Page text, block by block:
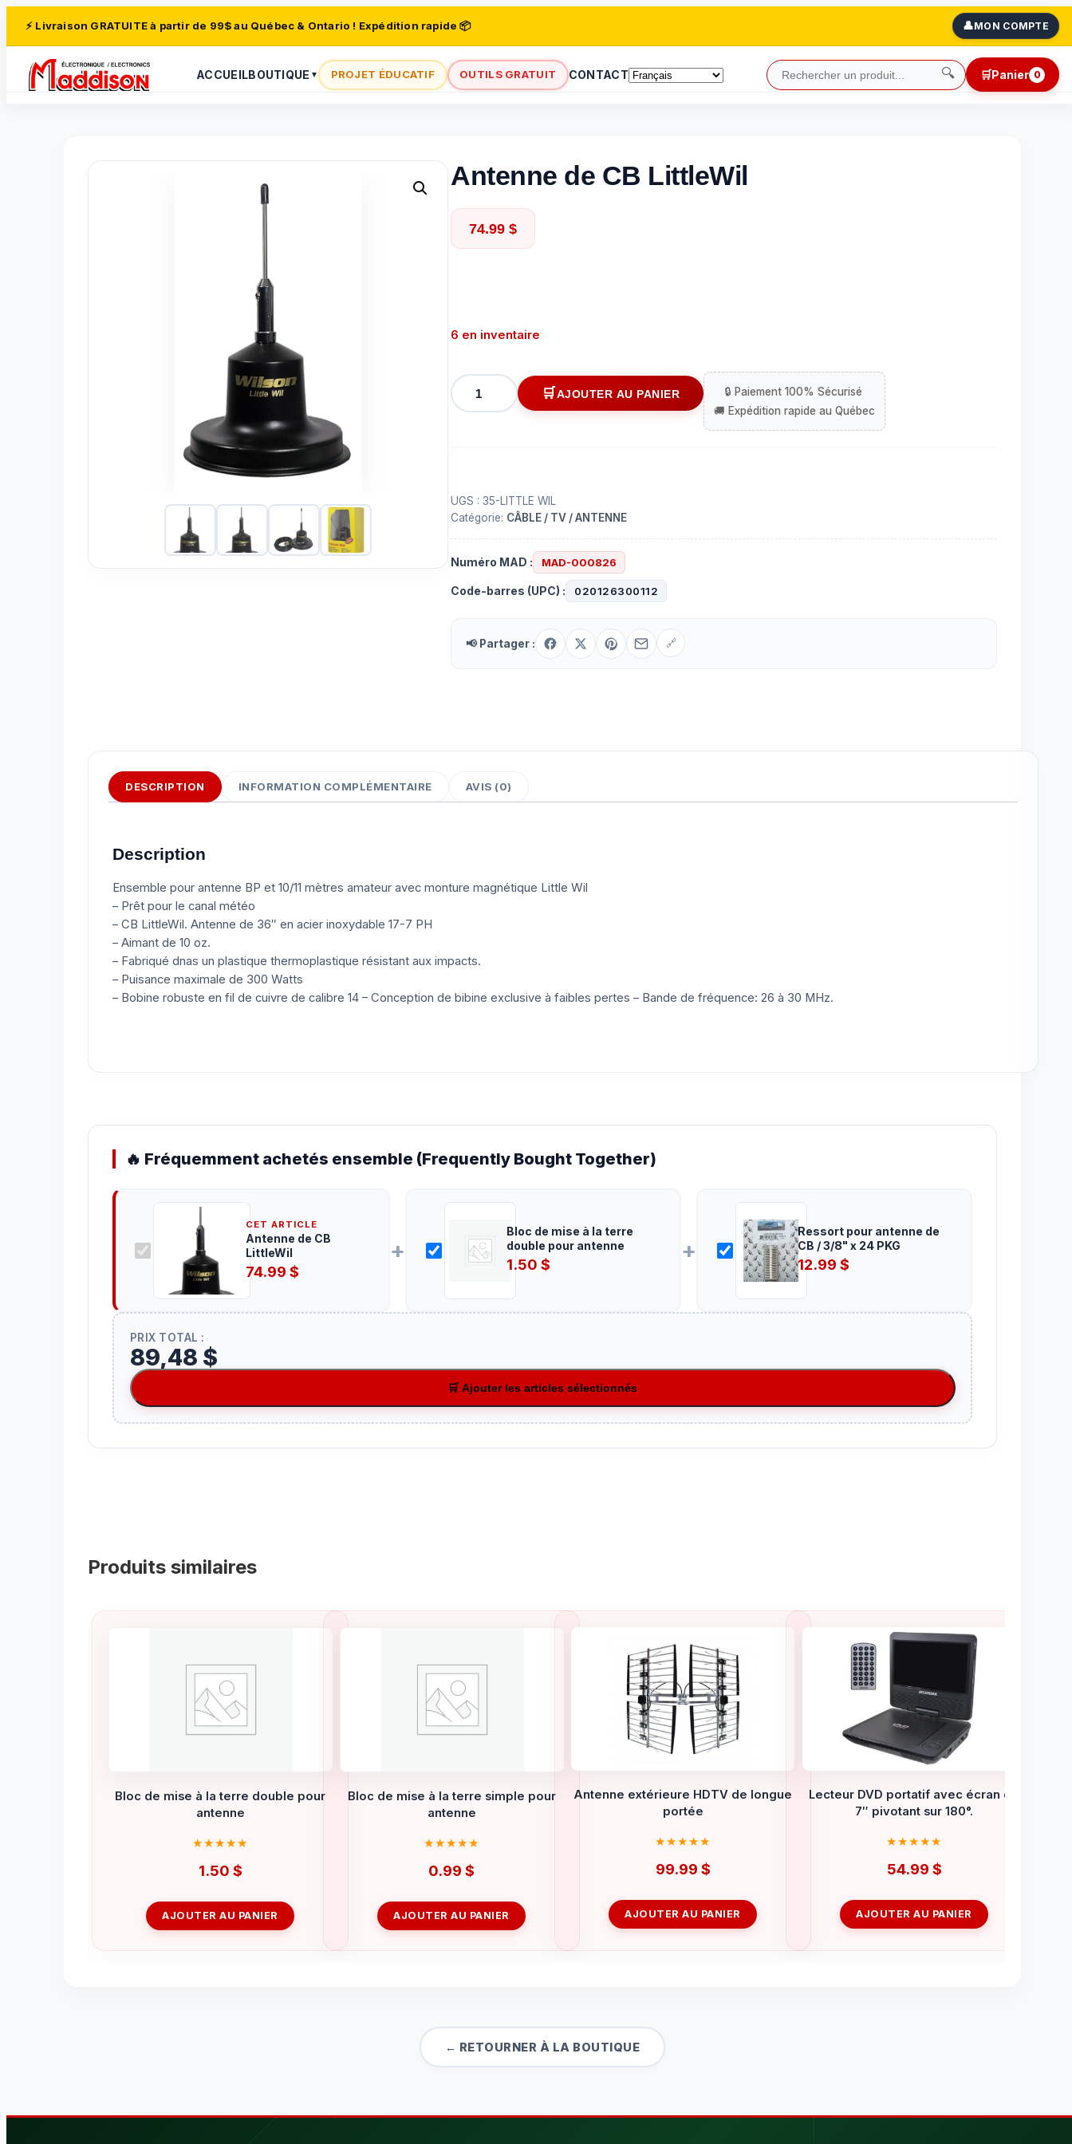
⚡ Livraison GRATUITE à partir de 99$ au Québec & Ontario ! Expédition rapide 📦 👤MON COMPTE
ACCUEILBOUTIQUE ▼ PROJET ÉDUCATIF OUTILS GRATUIT CONTACT 🔍 🛒Panier 0
Antenne de CB LittleWil
74.99 $
6 en inventaire
quantité
de
AJOUTER AU PANIER
UGS : 35-LITTLE WIL
Catégorie: CÂBLE / TV / ANTENNE
Numéro MAD : MAD-000826
Code-barres (UPC) : 020126300112
📢 Partager : 🔗
DESCRIPTION INFORMATION COMPLÉMENTAIRE AVIS (0)
Description
Ensemble pour antenne BP et 10/11 mètres amateur avec monture magnétique Little Wil
– Prêt pour le canal météo
– CB LittleWil. Antenne de 36″ en acier inoxydable 17-7 PH
– Aimant de 10 oz.
– Fabriqué dnas un plastique thermoplastique résistant aux impacts.
– Puisance maximale de 300 Watts
– Bobine robuste en fil de cuivre de calibre 14 – Conception de bibine exclusive à faibles pertes – Bande de fréquence: 26 à 30 MHz.
🔥 Fréquemment achetés ensemble (Frequently Bought Together)
CET ARTICLE
Antenne de CB
LittleWil
74.99 $
+
Bloc de mise à la terre
double pour antenne
1.50 $
+
Ressort pour antenne de
CB / 3/8" x 24 PKG
12.99 $
PRIX TOTAL :
89,48 $
🛒 Ajouter les articles sélectionnés
Produits similaires
Bloc de mise à la terre double pour
antenne
1.50 $
AJOUTER AU PANIER
Bloc de mise à la terre simple pour
antenne
0.99 $
AJOUTER AU PANIER
Antenne extérieure HDTV de longue
portée
99.99 $
AJOUTER AU PANIER
Lecteur DVD portatif avec écran de
7″ pivotant sur 180°.
54.99 $
AJOUTER AU PANIER
← RETOURNER À LA BOUTIQUE